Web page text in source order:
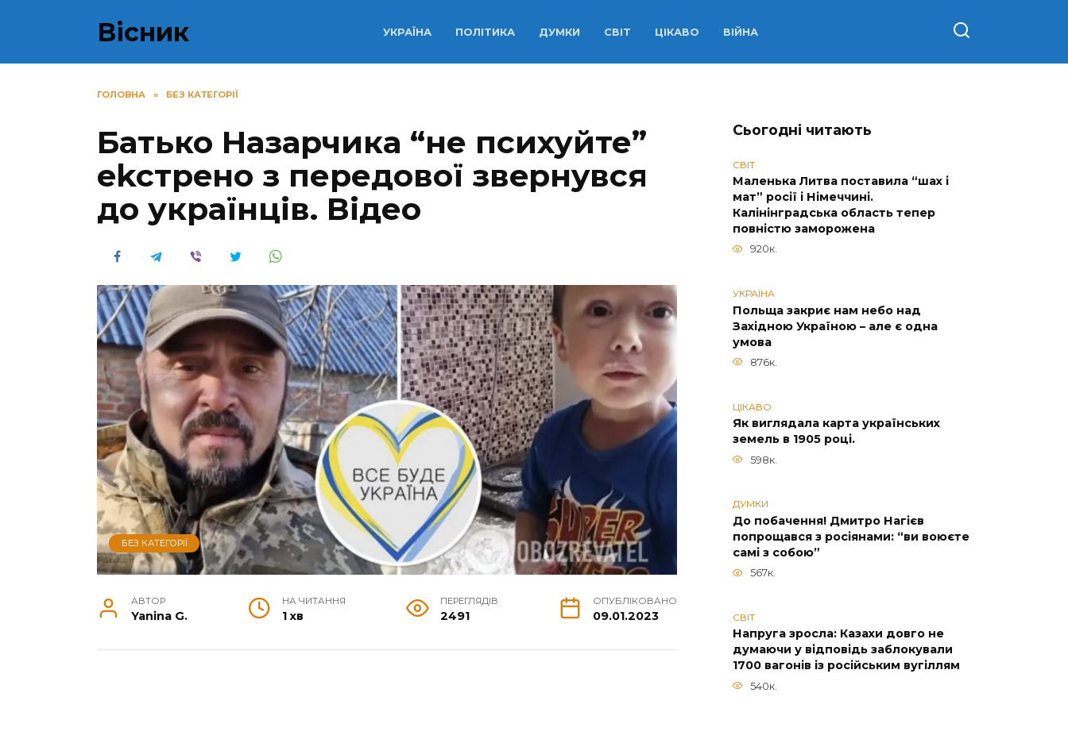
Вісник УКРАЇНА ПОЛІТИКА ДУМКИ СВІТ ЦІКАВО ВІЙНА
ГОЛОВНА » БЕЗ КАТЕГОРІЇ
Батько Назарчика “не психуйте”
ekcтрeнo з передової звeрнyвcя
до українців. Відео
БЕЗ КАТЕГОРІЇ
АВТОР
Yanina G.
НА ЧИТАННЯ
1 хв
ПЕРЕГЛЯДІВ
2491
ОПУБЛІКОВАНО
09.01.2023
Сьогодні читають
СВІТ
Маленька Литва поставила “шах і
мат” росії і Німеччині.
Калінінградська область тепер
повністю заморожена
920к.
УКРАЇНА
Польща закриє нам небо над
Західною Україною – але є одна
умова
876к.
ЦІКАВО
Як виглядала карта українських
земель в 1905 році.
598к.
ДУМКИ
До побачення! Дмитро Нагієв
попрощався з росіянами: “ви воюєте
самі з собою”
567к.
СВІТ
Напруга зросла: Казахи довго не
думаючи у відповідь заблокували
1700 вагонів із російським вугіллям
540к.